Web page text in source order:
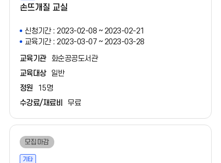
손뜨개질 교실
신청기간 : 2023-02-08 ~ 2023-02-21
교육기간 : 2023-03-07 ~ 2023-03-28
교육기관
화순공공도서관
교육대상
일반
정원
15명
수강료/재료비
무료
모집마감
기타